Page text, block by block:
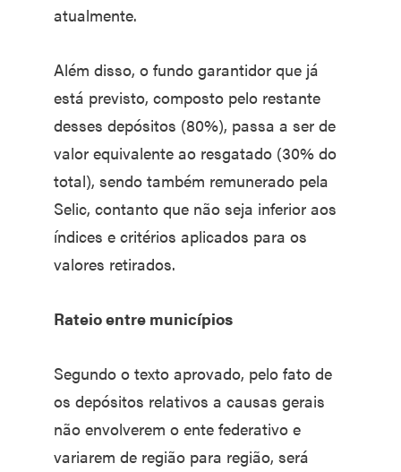
atualmente.
Além disso, o fundo garantidor que já
está previsto, composto pelo restante
desses depósitos (80%), passa a ser de
valor equivalente ao resgatado (30% do
total), sendo também remunerado pela
Selic, contanto que não seja inferior aos
índices e critérios aplicados para os
valores retirados.
Rateio entre municípios
Segundo o texto aprovado, pelo fato de
os depósitos relativos a causas gerais
não envolverem o ente federativo e
variarem de região para região, será